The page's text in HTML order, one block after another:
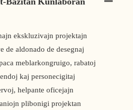
ekskluzivajn projektajn
de aldonado de desegnaj
meblarkongruigo, rabatoj
kaj personecigitaj
helpante oficejajn
plibonigi projektan